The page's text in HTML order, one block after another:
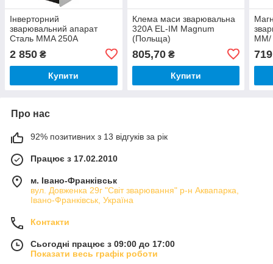
Інверторний
зварювальний апарат
Сталь MMA 250А
2 850 ₴
Купити
Клема маси зварювальна
320А EL-IM Magnum
(Польща)
805,70₴
Купити
ММ/
Про нас
92% позитивних з 13 відгуків за рік
Працює з 17.02.2010
м. Івано-Франківськ
вул. Довженка 29г "Світ зварювання" р-н Аквапарка,
Івано-Франківськ, Україна
Контакти
Сьогодні працює з 09:00 до 17:00
Показати весь графік роботи